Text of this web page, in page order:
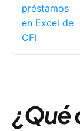
préstamos
en Excel de
CFI
¿Qué